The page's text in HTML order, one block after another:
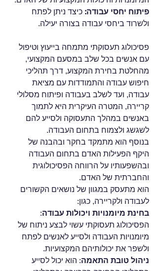
פיתוח יחסי עבודה: כיצד ניתן לפתח
ולשרוד ביחסי עבודה בצורה יעילה.
פסיכולוג תעסוקתי מתמחה בייעוץ וטיפול
עם אנשים בכל שלב במסעם המקצועי,
מהחלטת בחירת המקצוע, דרך תהליכי
חיפוש עבודה והתמודדות עם מציאת
עבודה, ועד לשלב בעבודה ופיתוח מסלולי
קריירה, המטרה העיקרית היא לתמוך
באנשים במהלך התעסוקה ולסייע להם
לשגשג ולצמוח בתחום העבודה.
בנוסף הוא מתמקד בחקר ובהבנה של
היקף הפעילות האדם בתחום העבודה
ובהשפעותיו על הרווחה הפסיכולוגית
והחברתית של האדם.
הוא מתעסק במגוון של נושאים הקשורים
לעבודה ולקריירה, כגון:
בחינת מיומנויות ויכולות עבודה:
הפסיכולוג תעסוקתי עשוי לבצע ניתוח של
מיומנויות העבודה ולסייע לאנשים לפתח
ולשפר את יכולותיהם המקצועיות.
ניהול טובת התאמה: הוא יכול לסייע